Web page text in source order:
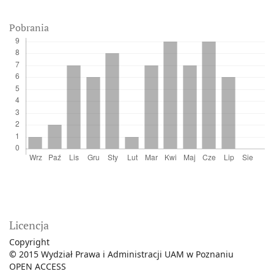
Pobrania
Licencja
Copyright
© 2015 Wydział Prawa i Administracji UAM w Poznaniu
OPEN ACCESS